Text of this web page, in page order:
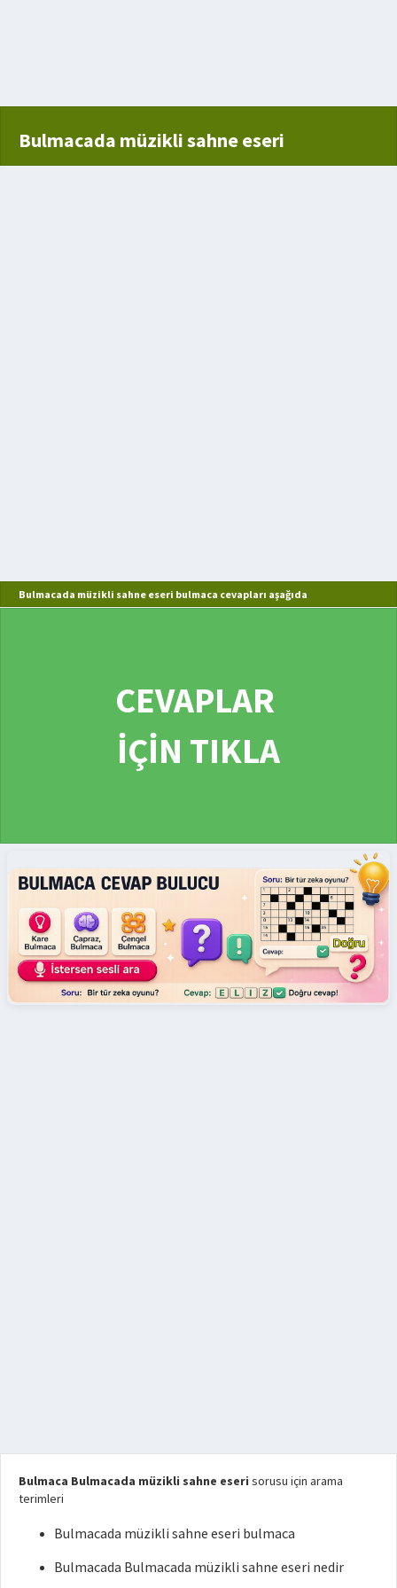
Bulmacada müzikli sahne eseri
Bulmacada müzikli sahne eseri bulmaca cevapları aşağıda
CEVAPLAR
İÇİN TIKLA
Bulmaca Bulmacada müzikli sahne eseri sorusu için arama
terimleri
Bulmacada müzikli sahne eseri bulmaca
Bulmacada Bulmacada müzikli sahne eseri nedir